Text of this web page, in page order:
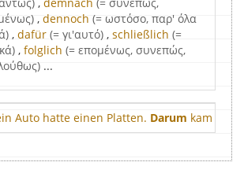
, dennoch (= ωστόσο, παρ' όλα
, dafür (= γι'αυτό) , schließlich (=
, folglich (= επομένως, συνεπώς,
...
Auto hatte einen Platten. Darum kam ich